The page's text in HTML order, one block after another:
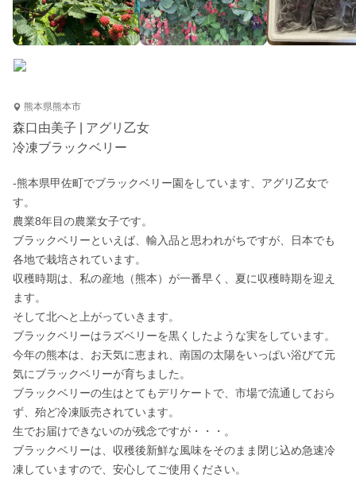
熊本県熊本市
森口由美子 | アグリ乙女
冷凍ブラックベリー
-熊本県甲佐町でブラックベリー園をしています、アグリ乙女で
す。
農業8年目の農業女子です。
ブラックベリーといえば、輸入品と思われがちですが、日本でも
各地で栽培されています。
収穫時期は、私の産地（熊本）が一番早く、夏に収穫時期を迎え
ます。
そして北へと上がっていきます。
ブラックベリーはラズベリーを黒くしたような実をしています。
今年の熊本は、お天気に恵まれ、南国の太陽をいっぱい浴びて元
気にブラックベリーが育ちました。
ブラックベリーの生はとてもデリケートで、市場で流通しておら
ず、殆ど冷凍販売されています。
生でお届けできないのが残念ですが・・・。
ブラックベリーは、収穫後新鮮な風味をそのまま閉じ込め急速冷
凍していますので、安心してご使用ください。